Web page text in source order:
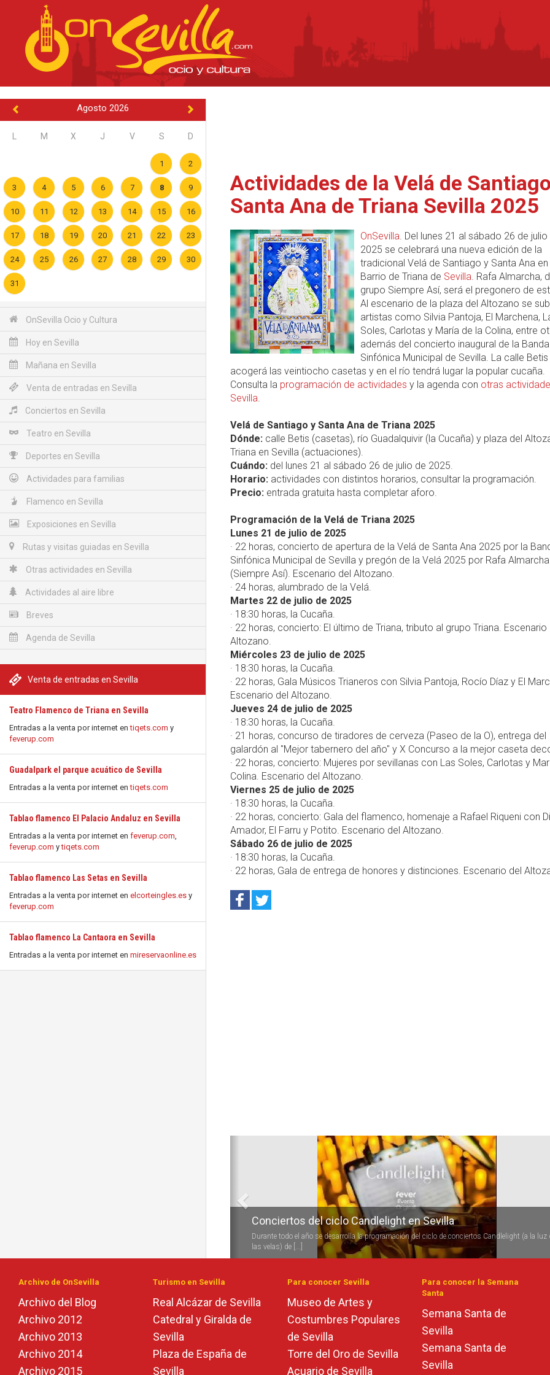
Agosto 2026
M X J V S D
1 2
3 4 5 6 7 8 9
10 11 12 13 14 15 16
17 18 19 20 21 22 23
24 25 26 27 28 29 30
31
OnSevilla Ocio y Cultura
Hoy en Sevilla
Mañana en Sevilla
Venta de entradas en Sevilla
Conciertos en Sevilla
Teatro en Sevilla
Deportes en Sevilla
Actividades para familias
Flamenco en Sevilla
Exposiciones en Sevilla
Rutas y visitas guiadas en Sevilla
Otras actividades en Sevilla
Actividades al aire libre
Breves
Agenda de Sevilla
Venta de entradas en Sevilla
Teatro Flamenco de Triana en Sevilla
Entradas a la venta por internet entiqets.com y
feverup.com
Guadalpark el parque acuático de Sevilla
Entradas a la venta por internet entiqets.com
Tablao flamenco El Palacio Andaluz en Sevilla
Entradas a la venta por internet en feverup.com,
feverup.com ytiqets.com
Tablao flamenco Las Setas en Sevilla
Entradas a la venta por internet en elcorteingles.es y
feverup.com
Tablao flamenco La Cantaora en Sevilla
Entradas a la venta por internet en mireservaonline.es
Actividades de la Velá de
Santa Ana de Triana Sevilla 2025
OnSevilla. Del lunes 21 al sábado 26 de julio
2025 se celebrará una nueva edición de la
tradicional Velá de Santiago y Santa Ana en
Barrio de Triana de Sevilla. Rafa Almarcha,
grupo Siempre Así, será el pregonero de
Al escenario de la plaza del Altozano se
artistas como Silvia Pantoja, El Marchena,
Soles, Carlotas y María de la Colina, entre
además del concierto inaugural de la Banda
Sinfónica Municipal de Sevilla. La calle Betis
acogerá las veintiocho casetas y en el río tendrá lugar la popular cucaña.
Consulta la programación de actividades y la agenda con otras
Sevilla.
Velá de Santiago y Santa Ana de Triana 2025
Dónde: calle Betis (casetas), río Guadalquivir (la Cucaña) y plaza del
Triana en Sevilla (actuaciones).
Cuándo: del lunes 21 al sábado 26 de julio de 2025.
Horario: actividades con distintos horarios, consultar la programación.
Precio: entrada gratuita hasta completar aforo.
Programación de la Velá de Triana 2025
Lunes 21 de julio de 2025
· 22 horas, concierto de apertura de la Velá de Santa Ana 2025 por la
Sinfónica Municipal de Sevilla y pregón de la Velá 2025 por Rafa Almarcha
(Siempre Así). Escenario del Altozano.
· 24 horas, alumbrado de la Velá.
Martes 22 de julio de 2025
· 18:30 horas, la Cucaña.
· 22 horas, concierto: El último de Triana, tributo al grupo Triana. Escenario
Altozano.
Miércoles 23 de julio de 2025
· 18:30 horas, la Cucaña.
· 22 horas, Gala Músicos Trianeros con Silvia Pantoja, Rocío Díaz y El
Escenario del Altozano.
Jueves 24 de julio de 2025
· 18:30 horas, la Cucaña.
· 21 horas, concurso de tiradores de cerveza (Paseo de la O), entrega del
galardón al "Mejor tabernero del año" y X Concurso a la mejor caseta
· 22 horas, concierto: Mujeres por sevillanas con Las Soles, Carlotas y
Colina. Escenario del Altozano.
Viernes 25 de julio de 2025
· 18:30 horas, la Cucaña.
· 22 horas, concierto: Gala del flamenco, homenaje a Rafael Riqueni con
Amador, El Farru y Potito. Escenario del Altozano.
Sábado 26 de julio de 2025
· 18:30 horas, la Cucaña.
· 22 horas, Gala de entrega de honores y distinciones. Escenario del
Conciertos del ciclo Candlelight en Sevilla
Durante todo el año se desarrolla la programación del ciclo de conciertos Candlelight (a la luz
las velas) de [...]
Archivo de OnSevilla
Archivo del Blog
Archivo 2012
Archivo 2013
Archivo 2014
Archivo 2015
Turismo en Sevilla
Real Alcázar de Sevilla
Catedral y Giralda de
Sevilla
Plaza de España de
Sevilla
Para conocer Sevilla
Museo de Artes y
Costumbres Populares
de Sevilla
Torre del Oro de Sevilla
Acuario de Sevilla
Para conocer la Semana
Santa
Semana Santa de
Sevilla
Semana Santa de
Sevilla